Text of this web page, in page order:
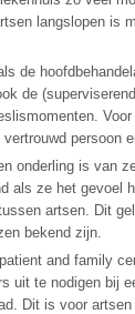
langslopen is
de
de
persoon
onderling is van
als ze het gevoel
artsen. Dit
bekend zijn.
and family
uit te nodigen bij
Dit is voor